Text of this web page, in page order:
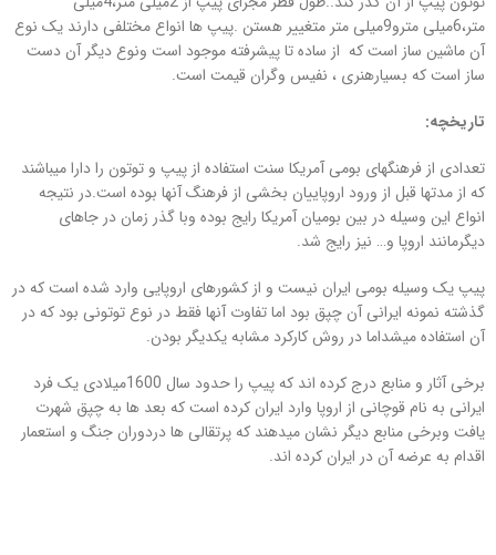
متر،6میلی مترو9میلی متر متغییر هستن .پیپ ها انواع مختلفی دارند یک نوع
آن ماشین ساز است که از ساده تا پیشرفته موجود است ونوع دیگر آن دست
ساز است که بسیارهنری ، نفیس وگران قیمت است.
تاریخچه:
تعدادی از فرهنگهای بومی آمریکا سنت استفاده از پیپ و توتون را دارا میباشند
که از مدتها قبل از ورود اروپاییان بخشی از فرهنگ آنها بوده است.در نتیجه
انواع این وسیله در بین بومیان آمریکا رایج بوده وبا گذر زمان در جاهای
دیگرمانند اروپا و… نیز رایج شد.
پیپ یک وسیله بومی ایران نیست و از کشورهای اروپایی وارد شده است که در
گذشته نمونه ایرانی آن چپق بود اما تفاوت آنها فقط در نوع توتونی بود که در
آن استفاده میشداما در روش کارکرد مشابه یکدیگر بودن.
برخی آثار و منابع درج کرده اند که پیپ را حدود سال 1600میلادی یک فرد
ایرانی به نام قوچانی از اروپا وارد ایران کرده است که بعد ها به چپق شهرت
یافت وبرخی منابع دیگر نشان میدهند که پرتقالی ها دردوران جنگ و استعمار
اقدام به عرضه آن در ایران کرده اند.